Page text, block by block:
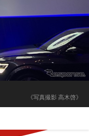
《写真撮影 高木啓》